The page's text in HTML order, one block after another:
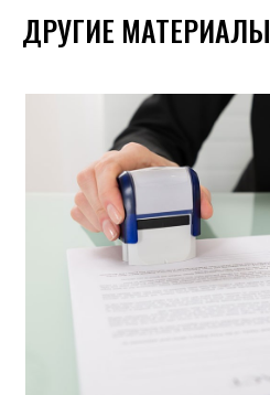
ДРУГИЕ МАТЕРИАЛЫ